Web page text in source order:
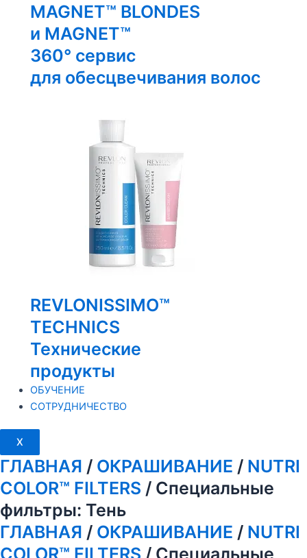
MAGNET™ BLONDES
и MAGNET™
360° сервис
для обесцвечивания волос
REVLONISSIMO™
TECHNICS
Технические
продукты
ОБУЧЕНИЕ
СОТРУДНИЧЕСТВО
X
ГЛАВНАЯ / ОКРАШИВАНИЕ / NUTRI
COLOR™ FILTERS / Специальные
фильтры: Тень
ГЛАВНАЯ / ОКРАШИВАНИЕ / NUTRI